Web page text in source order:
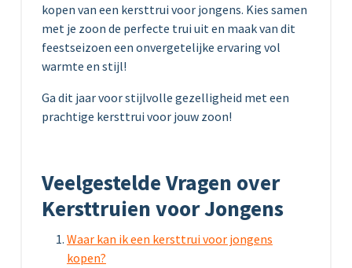
kopen van een kersttrui voor jongens. Kies samen
met je zoon de perfecte trui uit en maak van dit
feestseizoen een onvergetelijke ervaring vol
warmte en stijl!
Ga dit jaar voor stijlvolle gezelligheid met een
prachtige kersttrui voor jouw zoon!
Veelgestelde Vragen over
Kersttruien voor Jongens
Waar kan ik een kersttrui voor jongens
kopen?